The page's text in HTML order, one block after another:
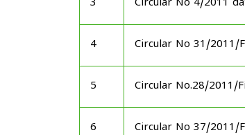
3 Circular No 4/2011
4 Circular No 31/2011/
5 Circular No.28/2011/
6 Circular No 37/2011/